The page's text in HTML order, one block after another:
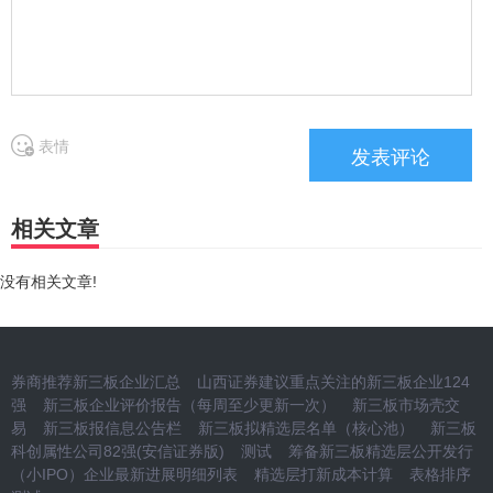
表情
相关文章
没有相关文章!
券商推荐新三板企业汇总
山西证券建议重点关注的新三板企业124
强
新三板企业评价报告（每周至少更新一次）
新三板市场壳交
易
新三板报信息公告栏 新三板拟精选层名单（核心池）
新三板
科创属性公司82强(安信证券版)
测试
筹备新三板精选层公开发行
（小IPO）企业最新进展明细列表
精选层打新成本计算
表格排序